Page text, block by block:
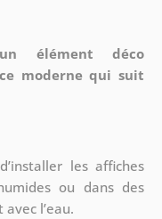
élément déco
moderne qui suit
les affiches
ou dans des
l’eau.